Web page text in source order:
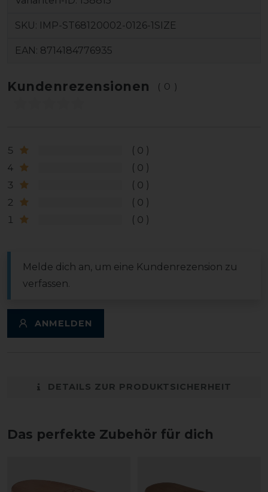
SKU: IMP-ST68120002-0126-1SIZE
EAN: 8714184776935
Kundenrezensionen (0)
5
0
4
0
3
0
2
0
1
0
Melde dich an, um eine Kundenrezension zu
verfassen.
ANMELDEN
DETAILS ZUR PRODUKTSICHERHEIT
Das perfekte Zubehör für dich